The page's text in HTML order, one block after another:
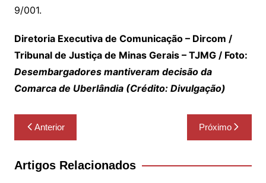
9/001.
Diretoria Executiva de Comunicação – Dircom /
Tribunal de Justiça de Minas Gerais – TJMG / Foto:
Desembargadores mantiveram decisão da
Comarca de Uberlândia (Crédito: Divulgação)
Navegação
de
Post
Anterior Próximo
Artigos Relacionados